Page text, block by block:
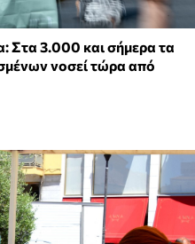
Στα 3.000 και σήμερα τα
νοσεί τώρα από